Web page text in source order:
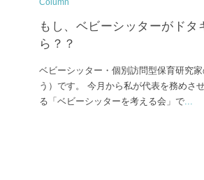
Column
もし、ベビーシッターがドタ
ら？？
ベビーシッター・個別訪問型保育研究
う）です。 今月から私が代表を務めさ
る「ベビーシッターを考える会」で...